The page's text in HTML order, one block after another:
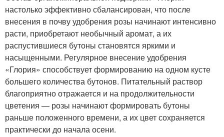
настолько эффективно сбалансирован, что после
внесения в почву удобрения розы начинают интенсивно
расти, приобретают необычный аромат, а их
распустившиеся бутоны становятся яркими и
насыщенными. Регулярное внесение удобрения
«Глория» способствует формированию на одном кусте
большего количества бутонов. Питательный раствор
благоприятно отражается и на продолжительности
цветения — розы начинают формировать бутоны
раньше положенного времени, а их цвет сохраняется
практически до начала осени.